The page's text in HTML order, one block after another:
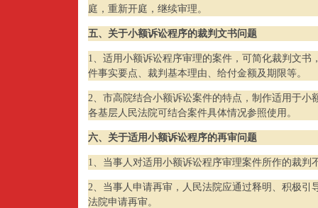
庭，重新开庭，继续审理。
五、关于小额诉讼程序的裁判文书问题
1、适用小额诉讼程序审理的案件，可简化裁判文书
件事实要点、裁判基本理由、给付金额及期限等。
2、市高院结合小额诉讼案件的特点，制作适用于小
各基层人民法院可结合案件具体情况参照使用。
六、关于适用小额诉讼程序的再审问题
1、当事人对适用小额诉讼程序审理案件所作的裁判
2、当事人申请再审，人民法院应通过释明、积极引
法院申请再审。